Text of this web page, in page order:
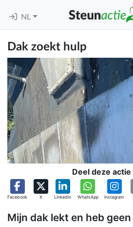
NL
Dak zoekt hulp
Deel deze actie
Facebook X Linkedin WhatsApp Instagram
Mijn dak lekt en heb